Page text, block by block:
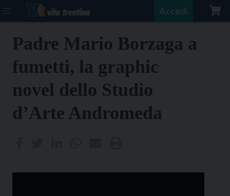
Accedi
Padre Mario Borzaga a
fumetti, la graphic
novel dello Studio
d’Arte Andromeda